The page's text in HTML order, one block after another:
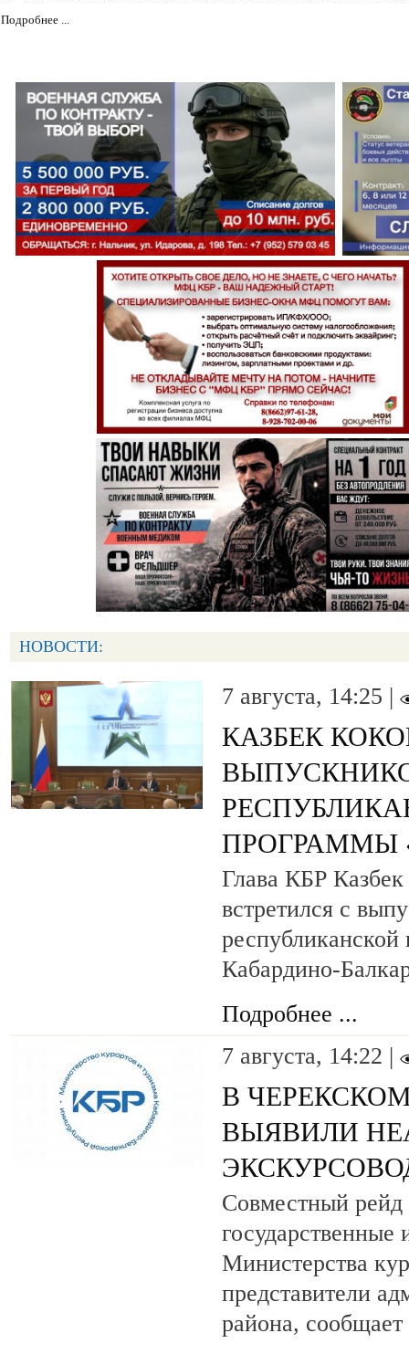
Подробнее ...
НОВОСТИ:
7 августа, 14:25 |
КАЗБЕК
ПРОГРАММЫ
Глава КБР Казбек
встретился с
Кабардино-
Подробнее ...
7 августа, 14:22 |
В
ВЫЯВИЛИ
Совместный рейд
государственные
Министерства
представители
района,